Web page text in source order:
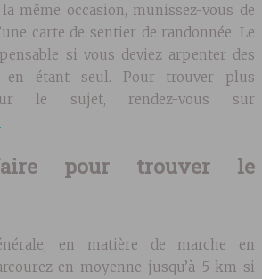
même occasion, munissez-vous de
carte de sentier de randonnée. Le
si vous deviez arpenter des
en étant seul. Pour trouver plus
le sujet, rendez-vous sur
pour trouver le
en matière de marche en
en moyenne jusqu’à 5 km si